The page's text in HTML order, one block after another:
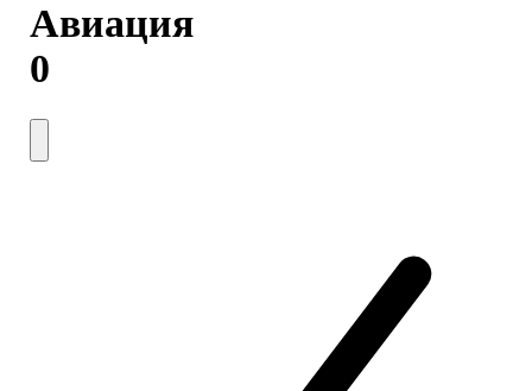
Авиация
0